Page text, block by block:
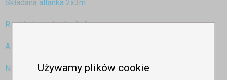
Składana altanka 2x3m
Rozkładana altanka 2x3m
Altanka 2x3m z metalową konstrukcją
Namiot na tarasUżywamy plików cookie